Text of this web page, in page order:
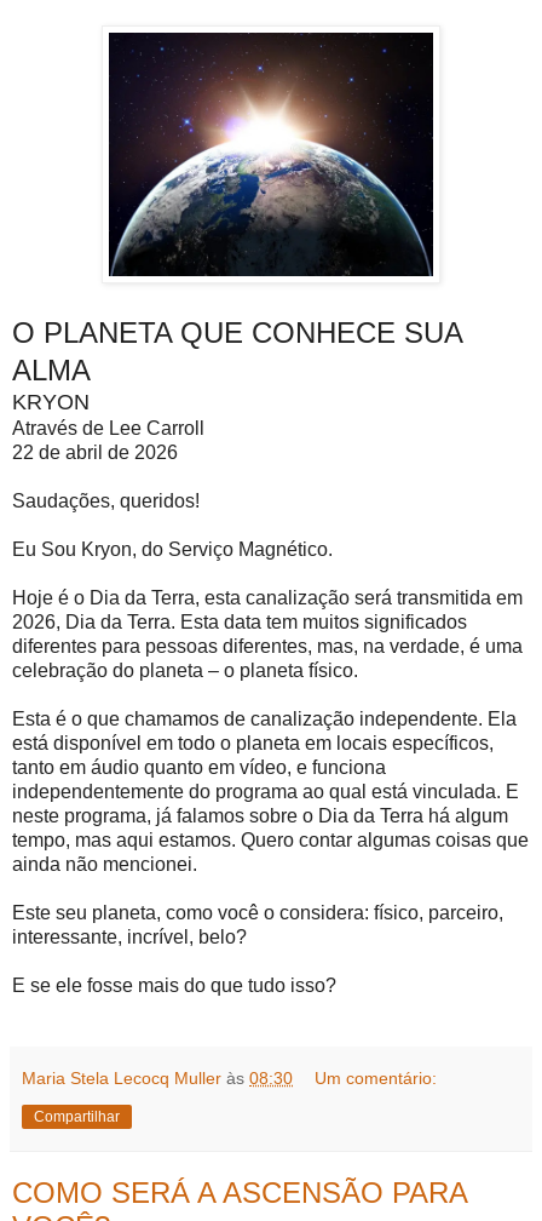
O PLANETA QUE CONHECE SUA
ALMA
KRYON
Através de Lee Carroll
22 de abril de 2026
Saudações, queridos!
Eu Sou Kryon, do Serviço Magnético.
Hoje é o Dia da Terra, esta canalização será transmitida em
2026, Dia da Terra. Esta data tem muitos significados
diferentes para pessoas diferentes, mas, na verdade, é uma
celebração do planeta – o planeta físico.
Esta é o que chamamos de canalização independente. Ela
está disponível em todo o planeta em locais específicos,
tanto em áudio quanto em vídeo, e funciona
independentemente do programa ao qual está vinculada. E
neste programa, já falamos sobre o Dia da Terra há algum
tempo, mas aqui estamos. Quero contar algumas coisas que
ainda não mencionei.
Este seu planeta, como você o considera: físico, parceiro,
interessante, incrível, belo?
E se ele fosse mais do que tudo isso?
Maria Stela Lecocq Muller às 08:30 Um comentário:
Compartilhar
COMO SERÁ A ASCENSÃO PARA